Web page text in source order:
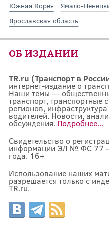
Южная Корея
Ямало-
Ярославская область
ОБ ИЗДАНИИ
TR.ru (Транспорт в
интернет-издание о
Наши темы —
транспорт, транспортные
регионов,
водителей. Новости,
обсуждения. Подробнее...
Свидетельство о
информации ЭЛ № ФС 77 -
года. 16+
Использование наших
разрешается только с
TR.ru.